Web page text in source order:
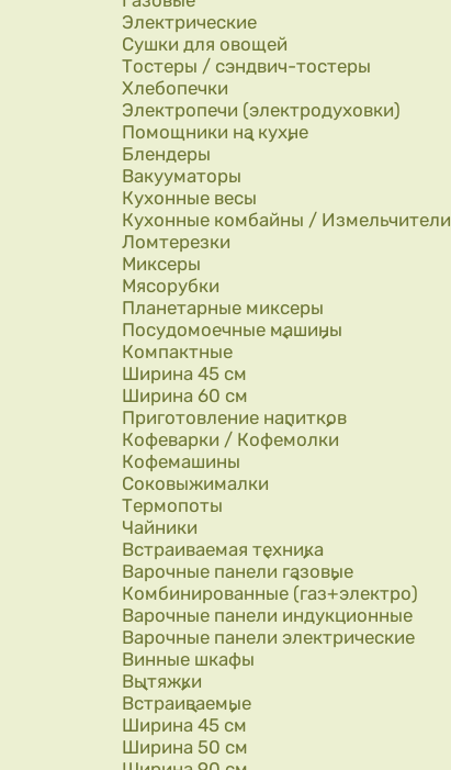
Электрические
Сушки для овощей
Тостеры / сэндвич-тостеры
Хлебопечки
Электропечи (электродуховки)
Помощники на кухне
Блендеры
Вакууматоры
Кухонные весы
Кухонные комбайны / Измельчители
Ломтерезки
Миксеры
Мясорубки
Планетарные миксеры
Посудомоечные машины
Компактные
Ширина 45 см
Ширина 60 см
Приготовление напитков
Кофеварки / Кофемолки
Кофемашины
Соковыжималки
Термопоты
Чайники
Встраиваемая техника
Варочные панели газовые
Комбинированные (газ+электро)
Варочные панели индукционные
Варочные панели электрические
Винные шкафы
Вытяжки
Встраиваемые
Ширина 45 см
Ширина 50 см